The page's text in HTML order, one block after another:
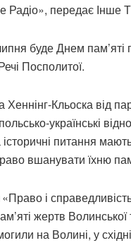
Радіо», передає Інше
буде Днем
Посполитої.
Хеннінг-Кльоска від
українські
історичні питання
вшанувати їхню
і
жертв
на Волині, у